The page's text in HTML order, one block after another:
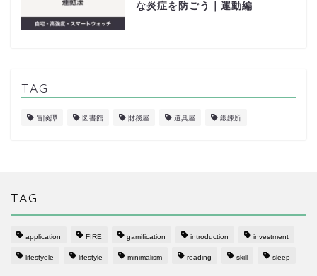
な炎症を防ごう｜運動編
TAG
冒険譚 図書館 財務屋 道具屋 鍛錬所
TAG
application FIRE gamification introduction investment
lifestyele lifestyle minimalism reading skill sleep